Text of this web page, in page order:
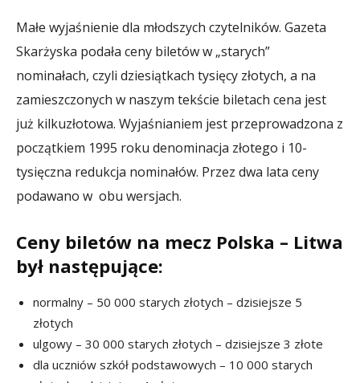
Małe wyjaśnienie dla młodszych czytelników. Gazeta
Skarżyska podała ceny biletów w „starych”
nominałach, czyli dziesiątkach tysięcy złotych, a na
zamieszczonych w naszym tekście biletach cena jest
już kilkuzłotowa. Wyjaśnianiem jest przeprowadzona z
początkiem 1995 roku denominacja złotego i 10-
tysięczna redukcja nominałów. Przez dwa lata ceny
podawano w obu wersjach.
Ceny biletów na mecz Polska – Litwa
był następujące:
normalny – 50 000 starych złotych – dzisiejsze 5
złotych
ulgowy – 30 000 starych złotych – dzisiejsze 3 złote
dla uczniów szkół podstawowych – 10 000 starych